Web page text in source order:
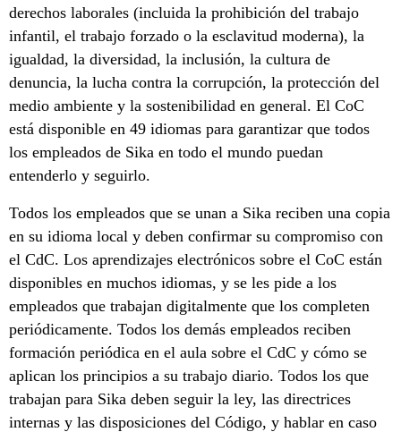
derechos laborales (incluida la prohibición del trabajo
infantil, el trabajo forzado o la esclavitud moderna), la
igualdad, la diversidad, la inclusión, la cultura de
denuncia, la lucha contra la corrupción, la protección del
medio ambiente y la sostenibilidad en general. El CoC
está disponible en 49 idiomas para garantizar que todos
los empleados de Sika en todo el mundo puedan
entenderlo y seguirlo.
Todos los empleados que se unan a Sika reciben una copia
en su idioma local y deben confirmar su compromiso con
el CdC. Los aprendizajes electrónicos sobre el CoC están
disponibles en muchos idiomas, y se les pide a los
empleados que trabajan digitalmente que los completen
periódicamente. Todos los demás empleados reciben
formación periódica en el aula sobre el CdC y cómo se
aplican los principios a su trabajo diario. Todos los que
trabajan para Sika deben seguir la ley, las directrices
internas y las disposiciones del Código, y hablar en caso